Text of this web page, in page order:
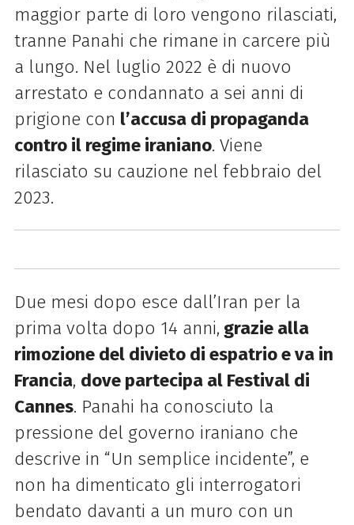
maggior parte di loro vengono rilasciati,
tranne Panahi che rimane in carcere più
a lungo. Nel luglio 2022 è di nuovo
arrestato e condannato a sei anni di
prigione con l’accusa di propaganda
contro il regime iraniano. Viene
rilasciato su cauzione nel febbraio del
2023.
Due mesi dopo esce dall’Iran per la
prima volta dopo 14 anni, grazie alla
rimozione del divieto di espatrio e va in
Francia, dove partecipa al Festival di
Cannes. Panahi ha conosciuto la
pressione del governo iraniano che
descrive in “Un semplice incidente”, e
non ha dimenticato gli interrogatori
bendato davanti a un muro con un